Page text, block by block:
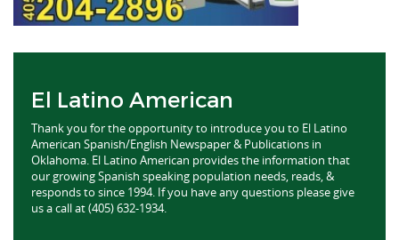
El Latino American
Thank you for the opportunity to introduce you to El Latino
American Spanish/English Newspaper & Publications in
Oklahoma. El Latino American provides the information that
our growing Spanish speaking population needs, reads, &
responds to since 1994. If you have any questions please give
us a call at (405) 632-1934.